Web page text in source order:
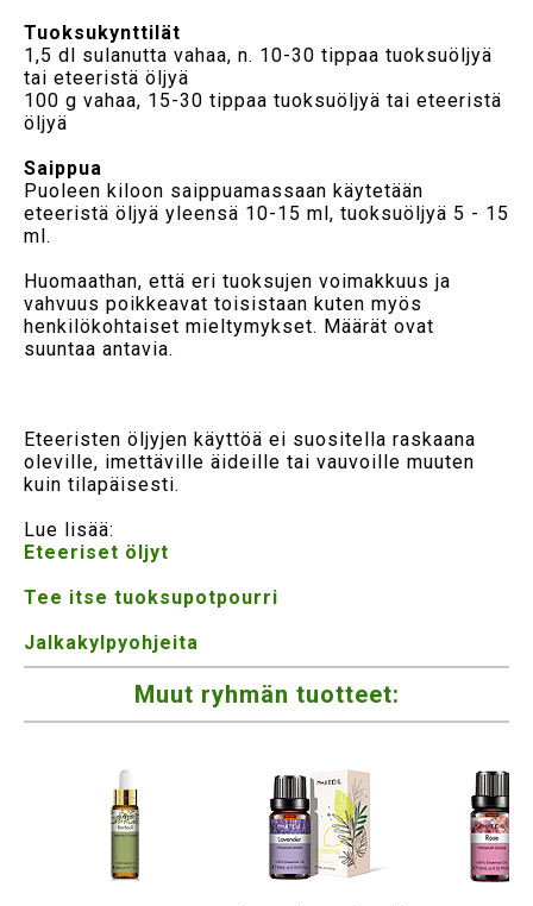
Tuoksukynttilät
1,5 dl sulanutta vahaa, n. 10-30 tippaa tuoksuöljyä
tai eteeristä öljyä
100 g vahaa, 15-30 tippaa tuoksuöljyä tai eteeristä
öljyä
Saippua
Puoleen kiloon saippuamassaan käytetään
eteeristä öljyä yleensä 10-15 ml, tuoksuöljyä 5 - 15
ml.
Huomaathan, että eri tuoksujen voimakkuus ja
vahvuus poikkeavat toisistaan kuten myös
henkilökohtaiset mieltymykset. Määrät ovat
suuntaa antavia.
Eteeristen öljyjen käyttöä ei suositella raskaana
oleville, imettäville äideille tai vauvoille muuten
kuin tilapäisesti.
Lue lisää:
Eteeriset öljyt
Tee itse tuoksupotpourri
Jalkakylpyohjeita
Muut ryhmän tuotteet: